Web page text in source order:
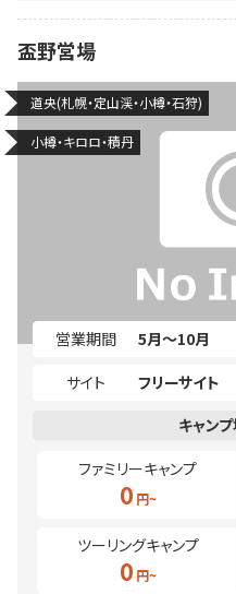
盃野営場
道央(札幌・定山渓・小樽・石狩)
小樽・キロロ・積丹
営業期間
5月～10月
サイト
フリーサイト
ファミリーキャンプ
0
ツーリングキャンプ
0